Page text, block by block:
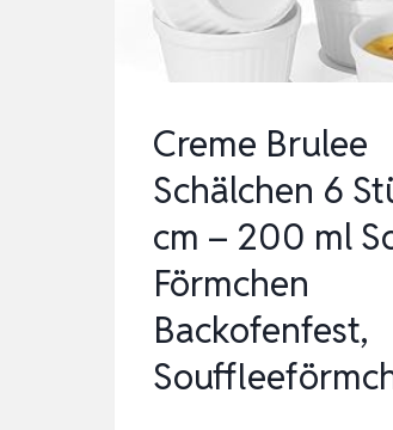
F…
Creme Brulee
Schälchen 6
cm – 200 ml
Förmchen
Backofenfest,